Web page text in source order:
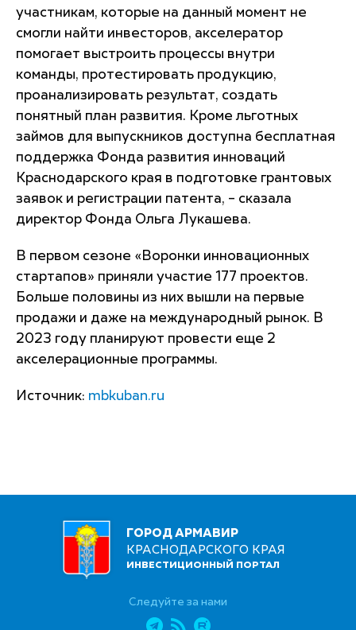
участникам, которые на данный момент не
смогли найти инвесторов, акселератор
помогает выстроить процессы внутри
команды, протестировать продукцию,
проанализировать результат, создать
понятный план развития. Кроме льготных
займов для выпускников доступна бесплатная
поддержка Фонда развития инноваций
Краснодарского края в подготовке грантовых
заявок и регистрации патента, – сказала
директор Фонда Ольга Лукашева.
В первом сезоне «Воронки инновационных
стартапов» приняли участие 177 проектов.
Больше половины из них вышли на первые
продажи и даже на международный рынок. В
2023 году планируют провести еще 2
акселерационные программы.
Источник: mbkuban.ru
ГОРОД АРМАВИР
КРАСНОДАРСКОГО КРАЯ
ИНВЕСТИЦИОННЫЙ ПОРТАЛ
Следуйте за нами